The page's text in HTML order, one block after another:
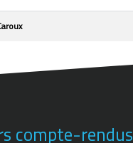
compte-rendus